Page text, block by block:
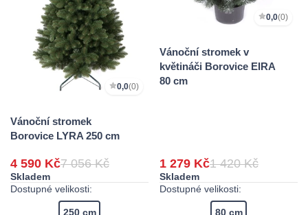
0,0(0)
Vánoční stromek
Borovice LYRA 250 cm
4 590 Kč7 056 Kč
Skladem
Dostupné velikosti:
250 cm
0,0(0)
Vánoční stromek v
květináči Borovice EIRA
80 cm
1 279 Kč1 420 Kč
Skladem
Dostupné velikosti:
80 cm